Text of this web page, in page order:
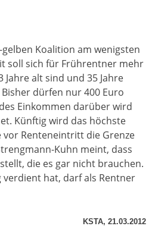
Koalition am wenigsten
soll sich für Frührentner mehr
alt sind und 35 Jahre
dürfen nur 400 Euro
Einkommen darüber wird
Künftig wird das höchste
vor Renteneintritt die Grenze
Kuhn meint, dass
die es gar nicht brauchen.
verdient hat, darf als Rentner
KSTA, 21.03.2012